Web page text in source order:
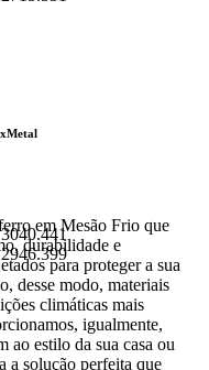
em Mesão Frio que
durabilidade e
para proteger a sua
desse modo, materiais
climáticas mais
igualmente,
ao estilo da sua casa ou
a solução perfeita que